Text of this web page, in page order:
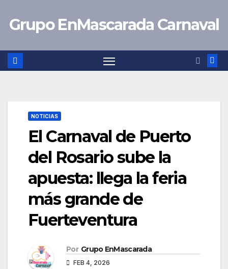
Grupo EnMascarada Carnaval
NOTICIAS
El Carnaval de Puerto
del Rosario sube la
apuesta: llega la feria
más grande de
Fuerteventura
Por Grupo EnMascarada
FEB 4, 2026